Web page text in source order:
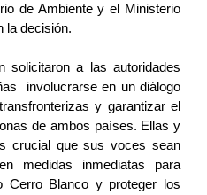
de Ambiente y el Ministerio
la decisión.
solicitaron a las autoridades
involucrarse en un diálogo
y garantizar el
de ambos países. Ellas y
crucial que sus voces sean
medidas inmediatas para
Cerro Blanco y proteger los